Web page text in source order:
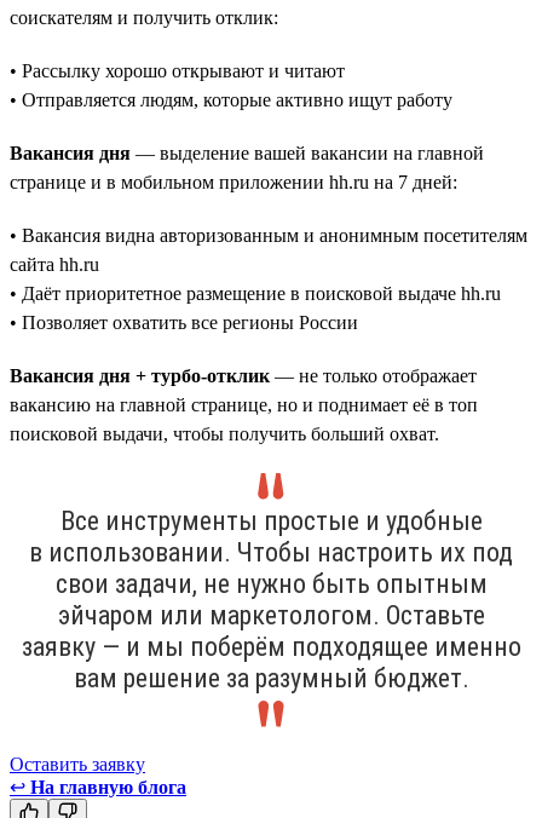
соискателям и получить отклик:
• Рассылку хорошо открывают и читают
• Отправляется людям, которые активно ищут работу
Вакансия дня — выделение вашей вакансии на главной
странице и в мобильном приложении hh.ru на 7 дней:
• Вакансия видна авторизованным и анонимным посетителям
сайта hh.ru
• Даёт приоритетное размещение в поисковой выдаче hh.ru
• Позволяет охватить все регионы России
Вакансия дня + турбо-отклик — не только отображает
вакансию на главной странице, но и поднимает её в топ
поисковой выдачи, чтобы получить больший охват.
Все инструменты простые и удобные
в использовании. Чтобы настроить их под
свои задачи, не нужно быть опытным
эйчаром или маркетологом. Оставьте
заявку — и мы поберём подходящее именно
вам решение за разумный бюджет.
Оставить заявку
↩ На главную блога